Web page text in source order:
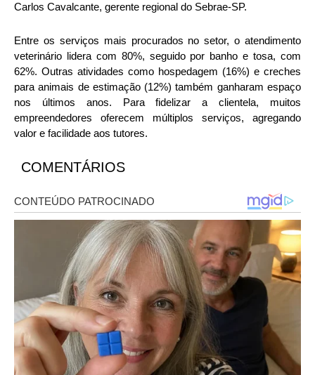
Carlos Cavalcante, gerente regional do Sebrae-SP.
Entre os serviços mais procurados no setor, o atendimento
veterinário lidera com 80%, seguido por banho e tosa, com
62%. Outras atividades como hospedagem (16%) e creches
para animais de estimação (12%) também ganharam espaço
nos últimos anos. Para fidelizar a clientela, muitos
empreendedores oferecem múltiplos serviços, agregando
valor e facilidade aos tutores.
COMENTÁRIOS